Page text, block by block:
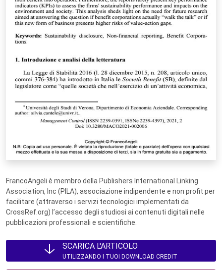
FrancoAngeli è membro della Publishers International Linking
Association, Inc (PILA), associazione indipendente e non profit per
facilitare (attraverso i servizi tecnologici implementati da
CrossRef.org) l’accesso degli studiosi ai contenuti digitali nelle
pubblicazioni professionali e scientifiche.
SCARICA L'ARTICOLO
UTILIZZANDO I TUOI DOWNLOAD CREDIT